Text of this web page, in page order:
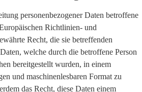
personenbezogener Daten betroffene
Richtlinien- und
Recht, die sie betreffenden
welche durch die betroffene Person
bereitgestellt wurden, in einem
und maschinenlesbaren Format zu
das Recht, diese Daten einem